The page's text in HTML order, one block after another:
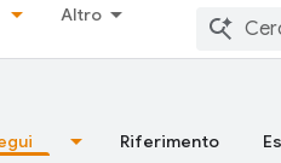
Altro
Riferimento